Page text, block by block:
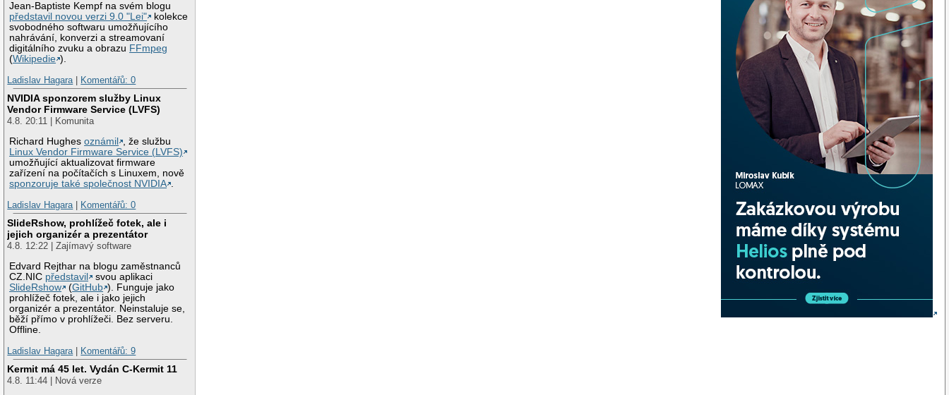
Jean-Baptiste Kempf na svém blogu
představil novou verzi 9.0 "Lei"
kolekce
svobodného softwaru umožňujícího
nahrávání, konverzi a streamovaní
digitálního zvuku a obrazu FFmpeg
(Wikipedie ).
Ladislav Hagara
Komentářů: 0
NVIDIA sponzorem služby Linux
Vendor Firmware Service (LVFS)
4.8. 20:11 | Komunita
Richard Hughesoznámil
, že službu
Linux Vendor Firmware Service (LVFS)
umožňující aktualizovat firmware
zařízení na počítačích s Linuxem, nově
sponzoruje také společnost NVIDIA .
Ladislav Hagara | Komentářů: 0
SlideRshow, prohlížeč fotek, ale i
jejich organizér a prezentátor
4.8. 12:22 | Zajímavý software
Edvard Rejthar na blogu zaměstnanců
CZ.NIC představil
svou aplikaci
SlideRshow
(GitHub ). Funguje jako
prohlížeč fotek, ale i jako jejich
organizér a prezentátor. Neinstaluje se,
běží přímo v prohlížeči. Bez serveru.
Offline.
Ladislav Hagara | Komentářů: 9
Kermit má 45 let. Vydán C-Kermit 11
4.8. 11:44 | Nová verze